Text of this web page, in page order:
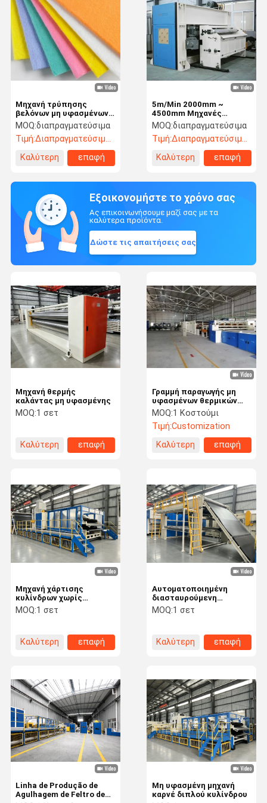
Προϊόντα
Σχετικά Με
Μηχανή τρύπησης
βελόνων μη υφασμένων
υφασμάτων
MOQ:διαπραγματεύσιμα
Τιμή:Διαπραγματεύσιμος
Καλύτερη
επαφή
5m/Min 2000mm ~
4500mm Μηχανές
τρύπησης βελόνων
Αυτοκαθαρισμός
MOQ:διαπραγματεύσιμα
Τιμή:Διαπραγματεύσιμος
Καλύτερη
επαφή
Εξοικονομήστε το χρόνο σας
Ας επικοινωνήσουμε μαζί σας με τα
καλύτερα προϊόντα.
Δώστε τις απαιτήσεις σας
Γραμμή παραγωγής μη
υφασμένων θερμικών
δεσμών
MOQ:1 Κοστούμι
Τιμή:Customization
Καλύτερη
επαφή
Μηχανή θερμής
καλάντας μη υφασμένης
MOQ:1 σετ
Καλύτερη
επαφή
Αυτοματοποιημένη
διασταυρούμενη
συσκευή χειρισμού με
σέρβο
MOQ:1 σετ
Καλύτερη
επαφή
Μηχανή χάρτισης
κυλίνδρων χωρίς
υφαντικές ύλες
MOQ:1 σετ
Καλύτερη
επαφή
Μη υφασμένη μηχανή
καρνέ διπλού κυλίνδρου
Linha de Produção de
Agulhagem de Feltro de